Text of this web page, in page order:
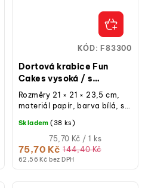
Dortová krabice Fun
Cakes vysoká / s
okýnkem / svatební – 21 ×
21 × 23,5 cm
62,56 Kč bez DPH
75,70 Kč 144,40 Kč
Měrná
cena:
75,70 Kč / 1 ks
Skladem (38 ks)
Rozměry 21 × 21 × 23,5 cm,
materiál papír, barva bílá, s
dno + boční stěna odděleně,...
KÓD:F83300